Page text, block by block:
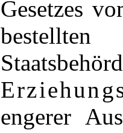
Gesetzes
engerer